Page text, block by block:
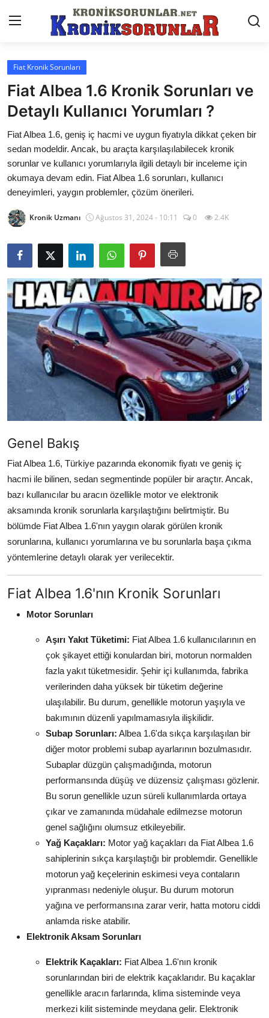
Anasayfa
Markalar
İletişim
Trafik & Cezalar
Sigorta & Kasko
Vergi & ÖTV & MTV
Sorgulamalar
İkinci El & Alım-Satım
Bakım & Arıza Çözümleri
Elektrikli & Hibrit
Kiralama & Filo
Sürüş & Güvenlik
Lastik & Jant
Yağlar & Sıvılar
LPG & Yakıt
Elektrik & Akü
Klima & Konfor
Aydınlatma & Görüş
Şanzıman & Aktarma
Fiat Kronik Sorunları
Fiat Albea 1.6 Kronik Sorunları ve
Detaylı Kullanıcı Yorumları ?
Fiat Albea 1.6, geniş iç hacmi ve uygun fiyatıyla dikkat çeken bir
sedan modeldir. Ancak, bu araçta karşılaşılabilecek kronik
sorunlar ve kullanıcı yorumlarıyla ilgili detaylı bir inceleme için
okumaya devam edin. Fiat Albea 1.6 sorunları, kullanıcı
deneyimleri, yaygın problemler, çözüm önerileri.
Kronik Uzmanı Ağustos 31, 2024 - 10:11 0 2.4K
Genel Bakış
Fiat Albea 1.6, Türkiye pazarında ekonomik fiyatı ve geniş iç
hacmi ile bilinen, sedan segmentinde popüler bir araçtır. Ancak,
bazı kullanıcılar bu aracın özellikle motor ve elektronik
aksamında kronik sorunlarla karşılaştığını belirtmiştir. Bu
bölümde Fiat Albea 1.6'nın yaygın olarak görülen kronik
sorunlarına, kullanıcı yorumlarına ve bu sorunlarla başa çıkma
yöntemlerine detaylı olarak yer verilecektir.
Fiat Albea 1.6'nın Kronik Sorunları
Motor Sorunları
Aşırı Yakıt Tüketimi: Fiat Albea 1.6 kullanıcılarının en
çok şikayet ettiği konulardan biri, motorun normalden
fazla yakıt tüketmesidir. Şehir içi kullanımda, fabrika
verilerinden daha yüksek bir tüketim değerine
ulaşılabilir. Bu durum, genellikle motorun yaşıyla ve
bakımının düzenli yapılmamasıyla ilişkilidir.
Subap Sorunları: Albea 1.6'da sıkça karşılaşılan bir
diğer motor problemi subap ayarlarının bozulmasıdır.
Subaplar düzgün çalışmadığında, motorun
performansında düşüş ve düzensiz çalışması gözlenir.
Bu sorun genellikle uzun süreli kullanımlarda ortaya
çıkar ve zamanında müdahale edilmezse motorun
genel sağlığını olumsuz etkileyebilir.
Yağ Kaçakları: Motor yağ kaçakları da Fiat Albea 1.6
sahiplerinin sıkça karşılaştığı bir problemdir. Genellikle
motorun yağ keçelerinin eskimesi veya contaların
yıpranması nedeniyle oluşur. Bu durum motorun
yağına ve performansına zarar verir, hatta motoru ciddi
anlamda riske atabilir.
Elektronik Aksam Sorunları
Elektrik Kaçakları: Fiat Albea 1.6'nın kronik
sorunlarından biri de elektrik kaçaklarıdır. Bu kaçaklar
genellikle aracın farlarında, klima sisteminde veya
merkezi kilit sisteminde meydana gelir. Elektronik